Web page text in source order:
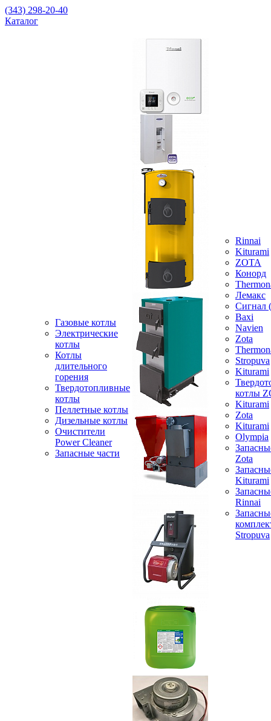
(343) 298-20-40
Каталог
Газовые котлы
Электрические
котлы
Котлы
длительного
горения
Твердотопливные
котлы
Пеллетные котлы
Дизельные котлы
Очистители
Power Cleaner
Запасные части
Rinnai
Kiturami
ZOTA
Конорд
Лемакс
Baxi
Navien
Zota
Stropuva
Kiturami
котлы
Kiturami
Zota
Kiturami
Olympia
Zota
Kiturami
Rinnai
Stropuva